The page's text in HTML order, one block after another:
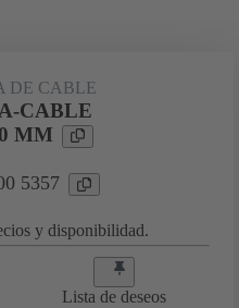
DE CABLE
CABLE
MM
5357
y disponibilidad.
Lista de deseos